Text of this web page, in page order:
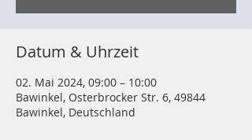
Datum & Uhrzeit
02. Mai 2024, 09:00 – 10:00
Bawinkel, Osterbrocker Str. 6, 49844
Bawinkel, Deutschland